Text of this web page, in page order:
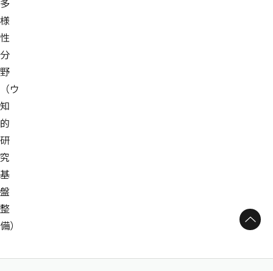
多
様
性
分
野
（ウ
知
的
研
究
基
盤
整
備）
ページトップへ